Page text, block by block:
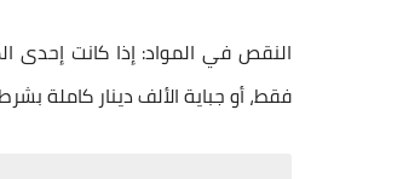
​النقص في المواد: إذا كانت إحدى
فقط، أو جباية الألف دينار كاملة